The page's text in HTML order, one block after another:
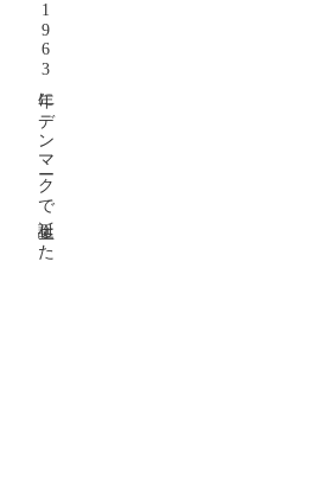
1963年にデンマークで誕生した